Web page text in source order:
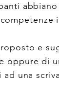
e
di
una